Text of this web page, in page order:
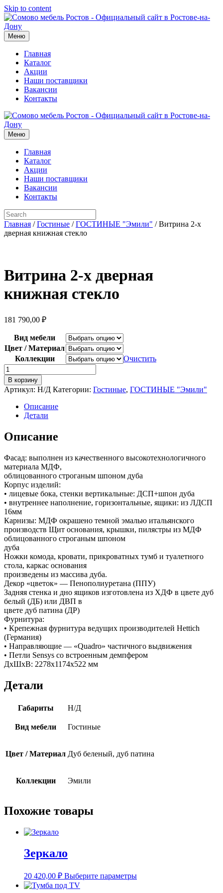
Skip to content
Меню
Главная
Каталог
Акции
Наши поставщики
Вакансии
Контакты
Меню
Главная
Каталог
Акции
Наши поставщики
Вакансии
Контакты
Главная /Гостиные /ГОСТИНЫЕ "Эмили" / Витрина 2-х
дверная книжная стекло
Витрина 2-х дверная
книжная стекло
181 790,00 ₽
Вид мебели
Цвет / Материал
Коллекции
Очистить
Количество
товара
Витрина
2-
дверная
книжная
стекло
В корзину
Артикул: Н/Д Категории: Гостиные, ГОСТИНЫЕ "Эмили"
Описание
Детали
Описание
Фасад: выполнен из качественного высокотехнологичного
материала МДФ,
облицованного строганым шпоном дуба
Корпус изделий:
• лицевые бока, стенки вертикальные: ДСП+шпон дуба
• внутреннее наполнение, горизонтальные, ящики: из ЛДСП
16мм
Карнизы: МДФ окрашено темной эмалью итальянского
производств Щит основания, крышки, пилястры из МДФ
облицованного строганым шпоном
дуба
Ножки комода, кровати, прикроватных тумб и туалетного
стола, каркас основания
произведены из массива дуба.
Декор «цветок» — Пенополиуретана (ППУ)
Задняя стенка и дно ящиков изготовлена из ХДФ в цвете дуб
белый (ДБ) или ДВП в
цвете дуб патина (ДР)
Фурнитура:
• Крепежная фурнитура ведущих производителей Hettiсh
(Германия)
• Направляющие — «Quadro» частичного выдвижения
• Петли Sensys со встроенным демпфером
ДxШxВ: 2278x1174x522 мм
Детали
Габариты Н/Д
Вид мебели Гостиные
Цвет / Материал Дуб беленый, дуб патина
Коллекции Эмили
Похожие товары
Зеркало
20 420,00 ₽ Выберите параметрыЭтот